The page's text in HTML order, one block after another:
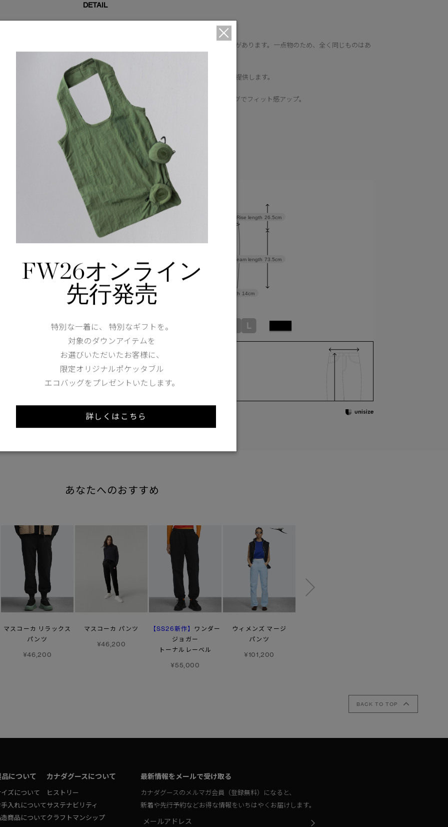
DETAIL
この製品は、特殊な技法で染色されており、一点一点に特徴があります。一点物のため、全く同じものはあ
ウエストと袖口はリブニットで仕立てられ、快適な着心地を提供します。
メタルアイレットとカナダグースブランドのドローストリングでフィット感アップ。
外ポケット2個：サイドポケット2個
カナダグースのホワイトシリコンディスク。
仕様が変更する場合がございます。
Inseam length 73.5cm
Rise length 26.5cm
Hem width 14cm
L
158cm 51kgRecommended
S
Find out more on your body type
あなたへのおすすめ
マスコーカ リラックス
パンツ
¥46,200
マスコーカ パンツ
¥46,200
【SS26新作】
ワンダー
ジョガー
トーナルレーベル
¥55,000
ウィメンズ マージ
パンツ
¥101,200
BACK TO TOP
品について
イズについて
手入れについて
商品について
カナダグースについて
ヒストリー
サステナビリティ
クラフトマンシップ
最新情報をメールで受け取る
カナダグースのメルマガ会員（登録無料）になると、
新着や先行予約などお得な情報をいちはやくお届けします。
FW26オンライン
先行発売
特別な一着に、 特別なギフトを。
対象のダウンアイテムを
お選びいただいたお客様に、
限定オリジナルポケッタブル
エコバッグをプレゼントいたします。
詳しくはこちら